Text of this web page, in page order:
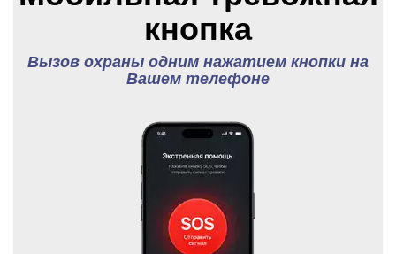
кнопка
Вызов охраны одним нажатием кнопки на
Вашем телефоне